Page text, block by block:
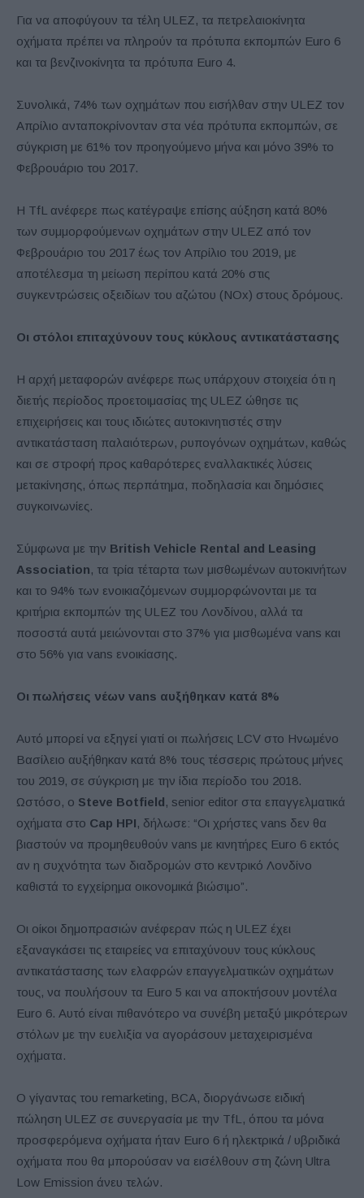
Για να αποφύγουν τα τέλη ULEZ, τα πετρελαιοκίνητα
οχήματα πρέπει να πληρούν τα πρότυπα εκπομπών Euro 6
και τα βενζινοκίνητα τα πρότυπα Euro 4.
Συνολικά, 74% των οχημάτων που εισήλθαν στην ULEZ τον
Απρίλιο ανταποκρίνονταν στα νέα πρότυπα εκπομπών, σε
σύγκριση με 61% τον προηγούμενο μήνα και μόνο 39% το
Φεβρουάριο του 2017.
Η TfL ανέφερε πως κατέγραψε επίσης αύξηση κατά 80%
των συμμορφούμενων οχημάτων στην ULEZ από τον
Φεβρουάριο του 2017 έως τον Απρίλιο του 2019, με
αποτέλεσμα τη μείωση περίπου κατά 20% στις
συγκεντρώσεις οξειδίων του αζώτου (NOx) στους δρόμους.
Οι στόλοι επιταχύνουν τους κύκλους αντικατάστασης
Η αρχή μεταφορών ανέφερε πως υπάρχουν στοιχεία ότι η
διετής περίοδος προετοιμασίας της ULEZ ώθησε τις
επιχειρήσεις και τους ιδιώτες αυτοκινητιστές στην
αντικατάσταση παλαιότερων, ρυπογόνων οχημάτων, καθώς
και σε στροφή προς καθαρότερες εναλλακτικές λύσεις
μετακίνησης, όπως περπάτημα, ποδηλασία και δημόσιες
συγκοινωνίες.
Σύμφωνα με την British Vehicle Rental and Leasing
Association, τα τρία τέταρτα των μισθωμένων αυτοκινήτων
και το 94% των ενοικιαζόμενων συμμορφώνονται με τα
κριτήρια εκπομπών της ULEZ του Λονδίνου, αλλά τα
ποσοστά αυτά μειώνονται στο 37% για μισθωμένα vans και
στο 56% για vans ενοικίασης.
Οι πωλήσεις νέων vans αυξήθηκαν κατά 8%
Αυτό μπορεί να εξηγεί γιατί οι πωλήσεις LCV στο Ηνωμένο
Βασίλειο αυξήθηκαν κατά 8% τους τέσσερις πρώτους μήνες
του 2019, σε σύγκριση με την ίδια περίοδο του 2018.
Ωστόσο, ο Steve Botfield, senior editor στα επαγγελματικά
οχήματα στο Cap HPI, δήλωσε: “Οι χρήστες vans δεν θα
βιαστούν να προμηθευθούν vans με κινητήρες Euro 6 εκτός
αν η συχνότητα των διαδρομών στο κεντρικό Λονδίνο
καθιστά το εγχείρημα οικονομικά βιώσιμο”.
Οι οίκοι δημοπρασιών ανέφεραν πώς η ULEZ έχει
εξαναγκάσει τις εταιρείες να επιταχύνουν τους κύκλους
αντικατάστασης των ελαφρών επαγγελματικών οχημάτων
τους, να πουλήσουν τα Euro 5 και να αποκτήσουν μοντέλα
Euro 6. Αυτό είναι πιθανότερο να συνέβη μεταξύ μικρότερων
στόλων με την ευελιξία να αγοράσουν μεταχειρισμένα
οχήματα.
Ο γίγαντας του remarketing, BCA, διοργάνωσε ειδική
πώληση ULEZ σε συνεργασία με την TfL, όπου τα μόνα
προσφερόμενα οχήματα ήταν Euro 6 ή ηλεκτρικά / υβριδικά
οχήματα που θα μπορούσαν να εισέλθουν στη ζώνη Ultra
Low Emission άνευ τελών.